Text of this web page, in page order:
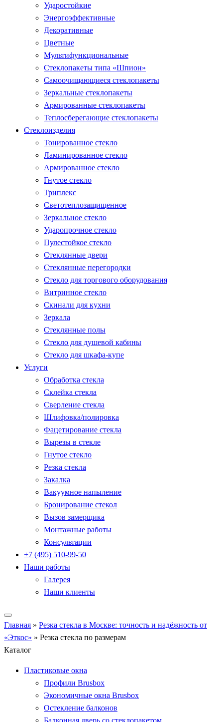
Ударостойкие
Энергоэффективные
Декоративные
Цветные
Мультифункциональные
Стеклопакеты типа «Шпион»
Самоочищающиеся стеклопакеты
Зеркальные стеклопакеты
Армированные стеклопакеты
Теплосберегающие стеклопакеты
Стеклоизделия
Тонированное стекло
Ламинированное стекло
Армированное стекло
Гнутое стекло
Триплекс
Светотеплозащищенное
Зеркальное стекло
Ударопрочное стекло
Пулестойкое стекло
Стеклянные двери
Стеклянные перегородки
Стекло для торгового оборудования
Витринное стекло
Скинали для кухни
Зеркала
Стеклянные полы
Стекло для душевой кабины
Стекло для шкафа-купе
Услуги
Обработка стекла
Склейка стекла
Сверление стекла
Шлифовка/полировка
Фацетирование стекла
Вырезы в стекле
Гнутое стекло
Резка стекла
Закалка
Вакуумное напыление
Бронирование стекол
Вызов замерщика
Монтажные работы
Консультации
+7 (495) 510-99-50
Наши работы
Галерея
Наши клиенты
Главная » Резка стекла в Москве: точность и надёжность от
«Эткос» » Резка стекла по размерам
Каталог
Пластиковые окна
Профили Brusbox
Экономичные окна Brusbox
Остекление балконов
Балконная дверь со стеклопакетом